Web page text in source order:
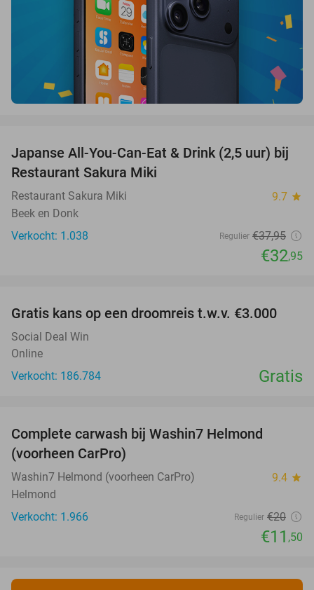
13%
Japanse All-You-Can-Eat & Drink (2,5 uur) bij
Restaurant Sakura Miki
Restaurant Sakura Miki 9.7 star
Beek en Donk
Verkocht: 1.038
Regulier €37,95
€32,95
Gratis kans op een droomreis t.w.v. €3.000
Social Deal Win
Online
Verkocht: 186.784
Gratis
Complete carwash bij Washin7 Helmond
(voorheen CarPro)
Washin7 Helmond (voorheen CarPro) 9.4 star
Helmond
Verkocht: 1.966
Regulier €20
€11 ,50